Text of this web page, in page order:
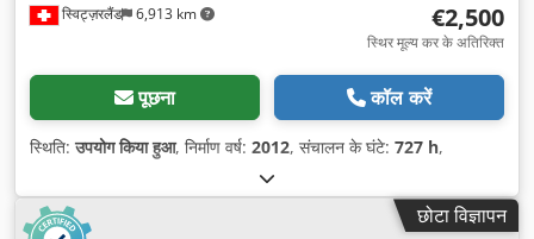
स्विट्ज़रलैंड 6,913 km €2,500
स्थिर मूल्य कर के अतिरिक्त
पूछना कॉल करें
स्थिति:उपयोग किया हुआ, निर्माण वर्ष: 2012, संचालन के घंटे: 727 h,
छोटा विज्ञापन